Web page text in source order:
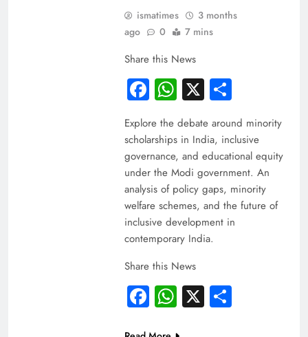
ismatimes
3 months
ago
0 7 mins
Share this News
Facebook
WhatsApp
X Share
Explore the debate around minority
scholarships in India, inclusive
governance, and educational equity
under the Modi government. An
analysis of policy gaps, minority
welfare schemes, and the future of
inclusive development in
contemporary India.
Share this News
Facebook
WhatsApp
X Share